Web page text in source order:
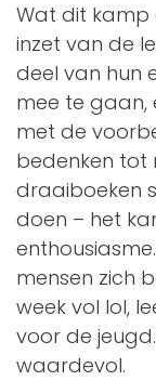
Wat dit kamp
inzet van de
deel van hun
mee te gaan,
met de
bedenken tot
draaiboeken
doen – het
mensen zich
week vol lol,
voor de
waardevol.